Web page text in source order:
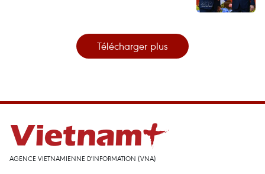
Télécharger plus
AGENCE VIETNAMIENNE D'INFORMATION (VNA)